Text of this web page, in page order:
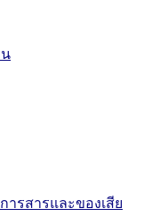
ารสารและของเสีย